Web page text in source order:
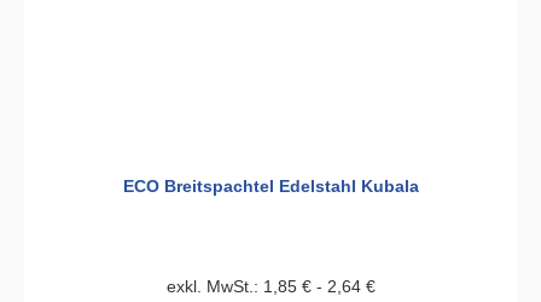
ECO Breitspachtel Edelstahl Kubala
exkl. MwSt.: 1,85 € - 2,64 €